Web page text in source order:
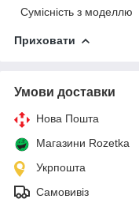
Сумісність з моделлю
Приховати
Умови доставки
Нова Пошта
Магазини Rozetka
Укрпошта
Самовивіз